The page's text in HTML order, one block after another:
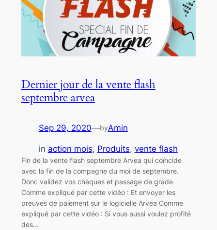
Dernier jour de la vente flash
septembre arvea
Sep 29, 2020—byAmin
in action mois, Produits, vente flash
Fin de la vente flash septembre Arvea qui coïncide
avec la fin de la compagne du moi de septembre.
Donc validez vos chèques et passage de grade
Comme expliqué par cette vidéo : Et envoyer les
preuves de paiement sur le logicielle Arvea Comme
expliqué par cette vidéo : Si vous aussi voulez profité
des…